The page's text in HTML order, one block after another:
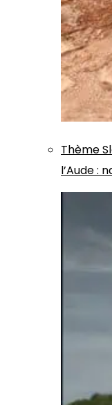
Thème
l’Aude :